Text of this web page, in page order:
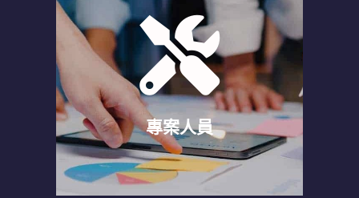
專案人員
專案人員
面對壓力大的生活，重新理解自己與工
作的位置，找回熱情與解決問題的關
鍵！